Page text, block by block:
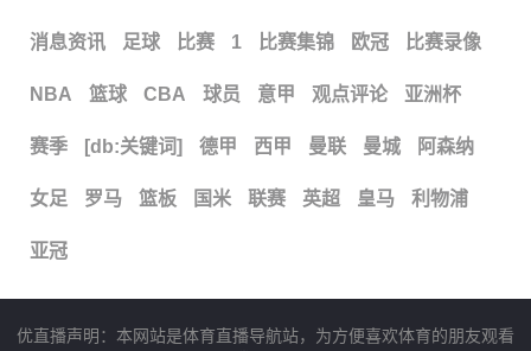
消息资讯 足球 比赛 1 比赛集锦 欧冠 比赛录像
NBA 篮球 CBA 球员 意甲 观点评论 亚洲杯
赛季 [db:关键词] 德甲 西甲 曼联 曼城 阿森纳
女足 罗马 篮板 国米 联赛 英超 皇马 利物浦
亚冠
优直播声明：本网站是体育直播导航站，为方便喜欢体育的朋友观看